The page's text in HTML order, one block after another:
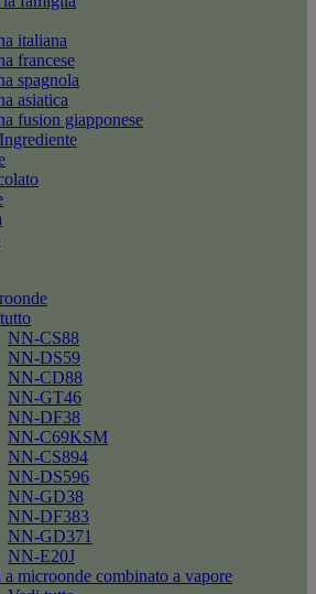
italiana
francese
spagnola
asiatica
fusion giapponese
NN-CS88
NN-DS59
NN-CD88
NN-GT46
NN-DF38
NN-C69KSM
NN-CS894
NN-DS596
NN-GD38
NN-DF383
NN-GD371
NN-E20J
a microonde combinato a vapore